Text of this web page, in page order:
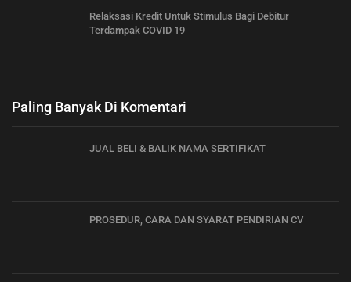
Relaksasi Kredit Untuk Stimulus Bagi Debitur
Terdampak COVID 19
Paling Banyak Di Komentari
JUAL BELI & BALIK NAMA SERTIFIKAT
PROSEDUR, CARA DAN SYARAT PENDIRIAN CV